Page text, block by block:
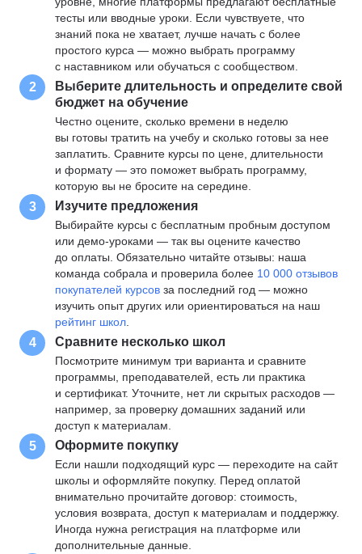
тесты или вводные уроки. Если чувствуете, что
знаний пока не хватает, лучше начать с более
простого курса — можно выбрать программу
с наставником или обучаться с сообществом.
2
Выберите длительность и определите свой
бюджет на обучение
Честно оцените, сколько времени в неделю
вы готовы тратить на учебу и сколько готовы за нее
заплатить. Сравните курсы по цене, длительности
и формату — это поможет выбрать программу,
которую вы не бросите на середине.
3 Изучите предложения
Выбирайте курсы с бесплатным пробным доступом
или демо-уроками — так вы оцените качество
до оплаты. Обязательно читайте отзывы: наша
команда собрала и проверила более 10 000 отзывов
покупателей курсов за последний год — можно
изучить опыт других или ориентироваться на наш
рейтинг школ
4 Сравните несколько школ
Посмотрите минимум три варианта и сравните
программы, преподавателей, есть ли практика
и сертификат. Уточните, нет ли скрытых расходов —
например, за проверку домашних заданий или
доступ к материалам.
5 Оформите покупку
Если нашли подходящий курс — переходите на сайт
школы и оформляйте покупку. Перед оплатой
внимательно прочитайте договор: стоимость,
условия возврата, доступ к материалам и поддержку.
Иногда нужна регистрация на платформе или
дополнительные данные.